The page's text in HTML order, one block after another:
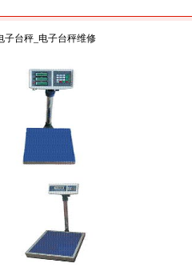
子台秤_电子台秤维修